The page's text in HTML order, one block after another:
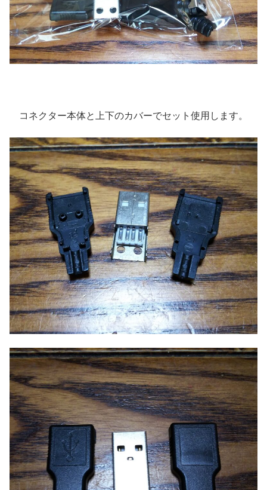
コネクター本体と上下のカバーでセット使用します。